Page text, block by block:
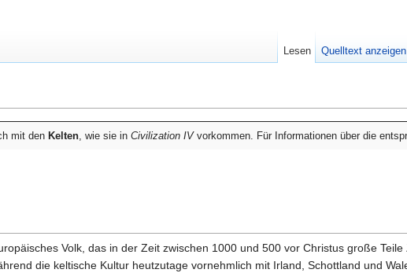
mit den Kelten, wie sie in Civilization IVvorkommen. Für Informationen über die
Volk, das in der Zeit zwischen 1000 und 500 vor Christus große
die keltische Kultur heutzutage vornehmlich mit Irland, Schottland und
Lesen Quelltext anzeigen